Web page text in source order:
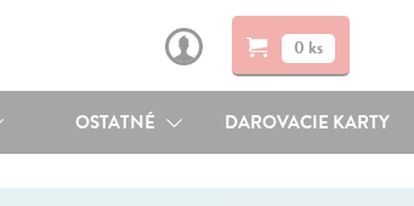
0 ks
OSTATNÉ DAROVACIE KARTY